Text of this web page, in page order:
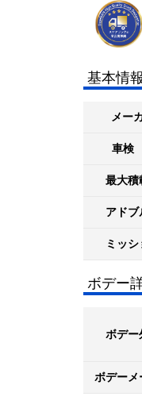
基本情報
メー
車検
最大積
アドブ
ミッ
ボデー
ボデー
ボデーメ